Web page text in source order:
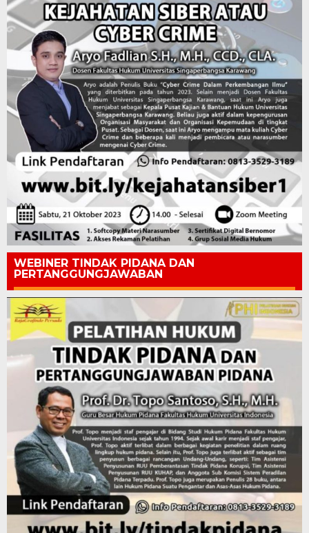
WEBINER TINDAK PIDANA DAN
PERTANGGUNGJAWABAN